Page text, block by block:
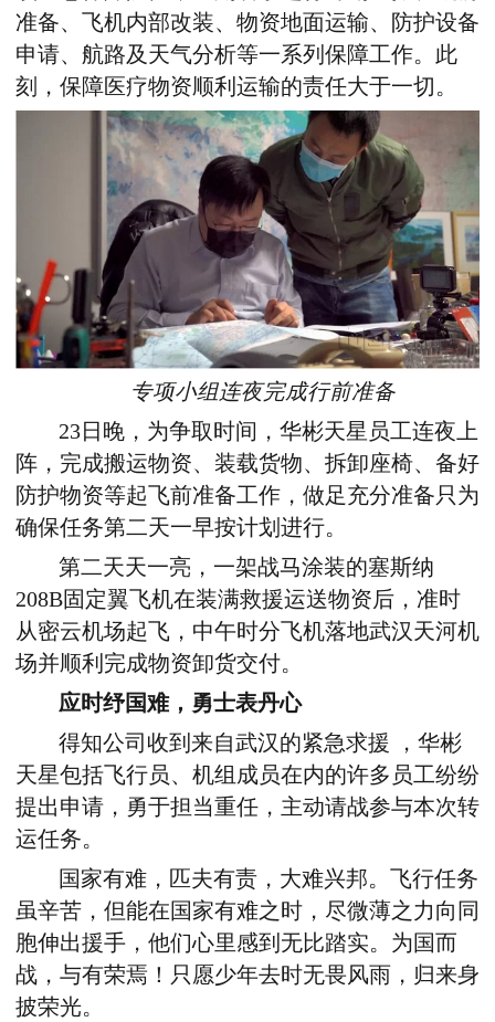
准备、飞机内部改装、物资地面运输、防护设备
申请、航路及天气分析等一系列保障工作。此
刻，保障医疗物资顺利运输的责任大于一切。
专项小组连夜完成行前准备
23日晚，为争取时间，华彬天星员工连夜上
阵，完成搬运物资、装载货物、拆卸座椅、备好
防护物资等起飞前准备工作，做足充分准备只为
确保任务第二天一早按计划进行。
第二天天一亮，一架战马涂装的塞斯纳
208B固定翼飞机在装满救援运送物资后，准时
从密云机场起飞，中午时分飞机落地武汉天河机
场并顺利完成物资卸货交付。
应时纾国难，勇士表丹心
得知公司收到来自武汉的紧急求援 ，华彬
天星包括飞行员、机组成员在内的许多员工纷纷
提出申请，勇于担当重任，主动请战参与本次转
运任务。
国家有难，匹夫有责，大难兴邦。飞行任务
虽辛苦，但能在国家有难之时，尽微薄之力向同
胞伸出援手，他们心里感到无比踏实。为国而
战，与有荣焉！只愿少年去时无畏风雨，归来身
披荣光。